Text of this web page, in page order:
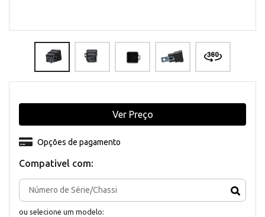
Compativel com:
ou selecione um modelo:
Opções de pagamento
Ver Preço